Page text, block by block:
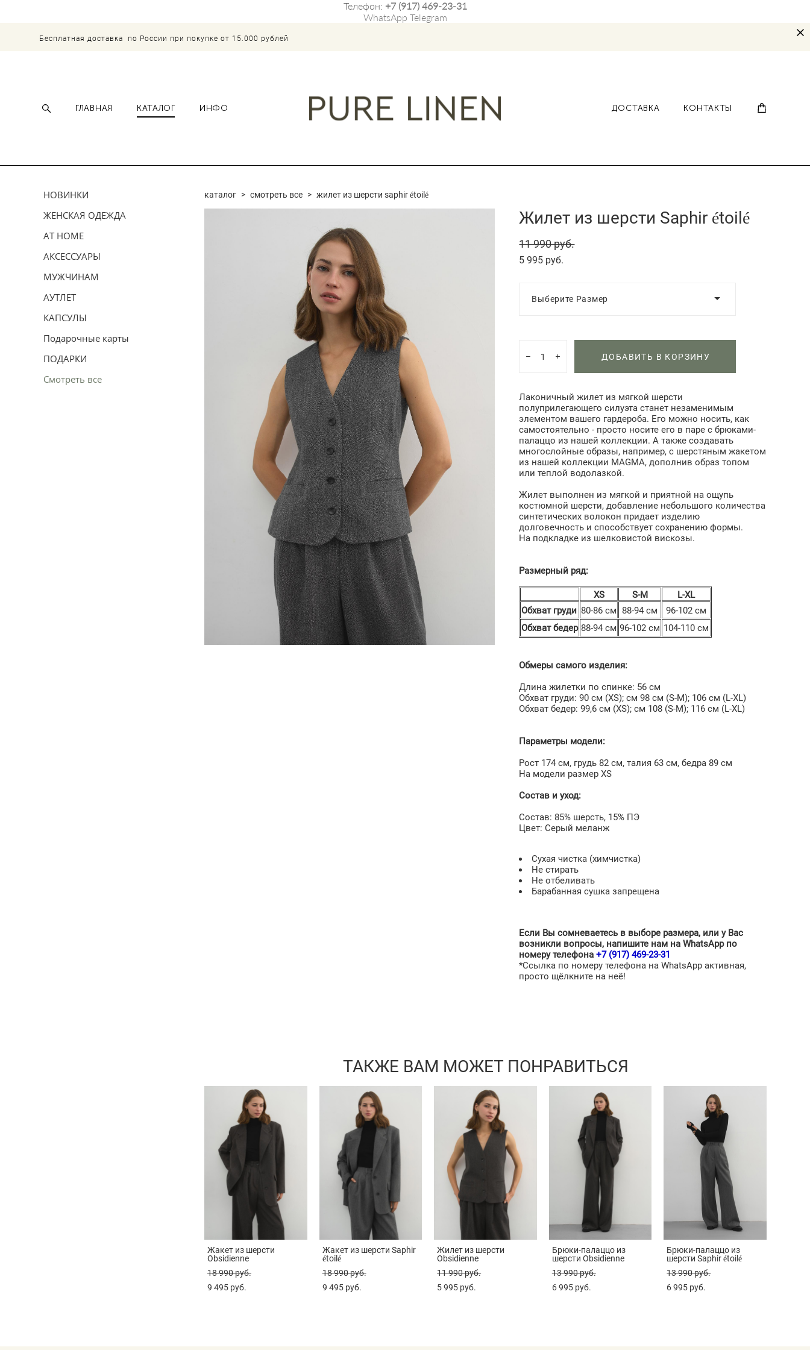
Телефон: +7 (917) 469-23-31
WhatsApp Telegram
Бесплатная доставка по России при покупке от 15.000 рублей
ГЛАВНАЯ КАТАЛОГ ИНФО ДОСТАВКА КОНТАКТЫ
НОВИНКИ
ЖЕНСКАЯ ОДЕЖДА
AT HOME
АКСЕССУАРЫ
МУЖЧИНАМ
АУТЛЕТ
КАПСУЛЫ
Подарочные карты
ПОДАРКИ
Смотреть все
каталог > смотреть все > жилет из шерсти saphir étoilé
Жилет из шерсти Saphir étoilé
11 990 pуб.
5 995 pуб.
Выберите Размер
ДОБАВИТЬ В КОРЗИНУ
Лаконичный жилет из мягкой шерсти
полуприлегающего силуэта станет незаменимым
элементом вашего гардероба. Его можно носить, как
самостоятельно - просто носите его в паре с брюками-
палаццо из нашей коллекции. А также создавать
многослойные образы, например, с шерстяным жакетом
из нашей коллекции MAGMA, дополнив образ топом
или теплой водолазкой.
Жилет выполнен из мягкой и приятной на ощупь
костюмной шерсти, добавление небольшого количества
синтетических волокон придает изделию
долговечность и способствует сохранению формы.
На подкладке из шелковистой вискозы.
Размерный ряд:
XS
S-M
L-XL
Обхват груди 80-86 см 88-94 см
96-102 см
Обхват бедер 88-94 см 96-102 см 104-110 см
Обмеры самого изделия:
Длина жилетки по спинке: 56 см
Обхват груди: 90 см (XS); см 98 см (S-М); 106 cм (L-XL)
Обхват бедер: 99,6 см (XS); см 108 (S-М); 116 cм (L-XL)
Параметры модели:
Рост 174 см, грудь 82 см, талия 63 см, бедра 89 см
На модели размер XS
Состав и уход:
Состав: 85% шерсть, 15% ПЭ
Цвет: Серый меланж
​Сухая чистка (химчистка)
Не стирать
Не отбеливать
Барабанная сушка запрещена
Если Вы сомневаетесь в выборе размера, или у Вас
возникли вопросы, напишите нам на WhatsApp по
номеру телефона+7 (917) 469-23-31
*Ссылка по номеру телефона на WhatsApp активная,
просто щёлкните на неё!
ТАКЖЕ ВАМ МОЖЕТ ПОНРАВИТЬСЯ
Жакет из шерсти
Obsidienne
18 990 pуб.
9 495 pуб.
Жакет из шерсти Saphir
étoilé
18 990 pуб.
9 495 pуб.
Жилет из шерсти
Obsidienne
11 990 pуб.
5 995 pуб.
Брюки-палаццо из
шерсти Obsidienne
13 990 pуб.
6 995 pуб.
Брюки-палаццо из
шерсти Saphir étoilé
13 990 pуб.
6 995 pуб.